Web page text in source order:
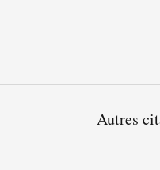
Autres